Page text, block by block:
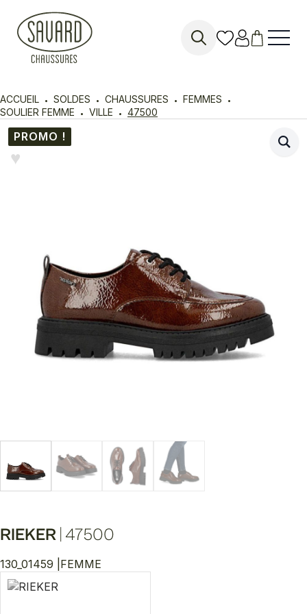
ACCUEIL SOLDES CHAUSSURES
FEMMES
SOULIER FEMME
VILLE 47500
PROMO !
♥︎
RIEKER 47500
130_01459 | FEMME